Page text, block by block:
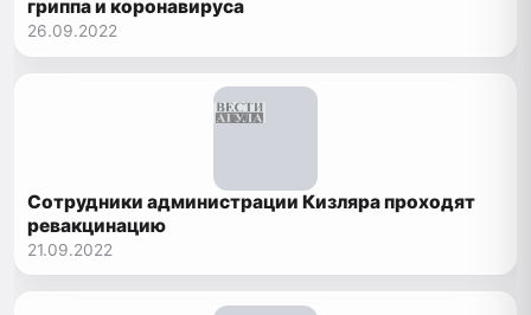
гриппа и коронавируса
26.09.2022
Сотрудники администрации Кизляра проходят
ревакцинацию
21.09.2022